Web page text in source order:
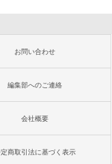
お問い合わせ
編集部へのご連絡
会社概要
商取引法に基づく表示